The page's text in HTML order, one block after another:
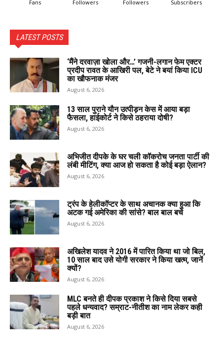
Fans Followers Followers Subscribers
LATEST POSTS
‘मैंने दरवाज़ा खोला और…’ गजनी-लगान फेम एक्टर
प्रदीप रावत के आखिरी पल, बेटे ने बयां किया ICU
का खौफनाक मंजर
August 6, 2026
13 साल पुराने यौन उत्पीड़न केस में आया बड़ा
फैसला, हाईकोर्ट ने किसे ठहराया दोषी?
August 6, 2026
अभिजीत दीपके के घर चली कॉकरोच जनता पार्टी की
लंबी मीटिंग, क्या आज हो सकता है कोई बड़ा ऐलान?
August 6, 2026
ट्रंप के हेलीकॉप्टर के साथ अचानक क्या हुआ कि
अटक गई अमेरिका की सांसे? बाल बाल बचे
August 6, 2026
अखिलेश यादव ने 2016 में पारित किया था जो बिल,
10 साल बाद उसे योगी सरकार ने किया खत्म, जानें
क्यों?
August 6, 2026
MLC बनते ही दीपक प्रकाश ने किसे दिया सबसे
पहले धन्यवाद? सम्राट-नीतीश का नाम लेकर कही
बड़ी बात
August 6, 2026